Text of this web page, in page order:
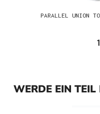
PARALLEL UNION
WERDE EIN TEIL